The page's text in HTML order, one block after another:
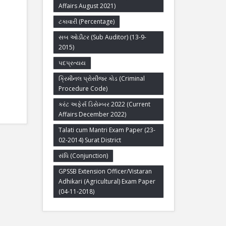
Affairs August 2021)
ટકાવારી (Percentage)
સબ ઓડીટર (Sub Auditor) (13-9-
2015)
પદપ્રત્યય
ક્રિમીનલ પ્રોસીજર કોડ (Criminal
Procedure Code)
કરંટ અફેર્સ ડિસેમ્બર 2022 (Current
Affairs December 2022)
Talati cum Mantri Exam Paper (23-
02-2014) Surat District
સંધિ (Conjunction)
GPSSB Extension Officer/Vistaran
Adhikari (Agricultural) Exam Paper
(04-11-2018)